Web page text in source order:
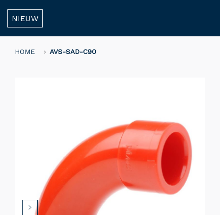
NIEUW
HOME AVS-SAD-C90